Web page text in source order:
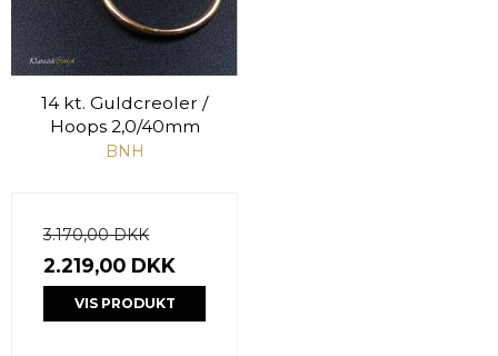
14 kt. Guldcreoler /
Hoops 2,0/40mm
BNH
3.170,00 DKK
2.219,00 DKK
VIS PRODUKT